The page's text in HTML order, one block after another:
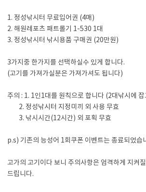
1. 정성낚시터 무료입어권 (4매)
2. 해원레포츠 패트롤기 1-530 1대
3. 정성낚시터 낚시용품 구매권 (20만원)
3가지중 한가지를 선택하실수 있게 합니다.
(고기를 가져가실분은 가져가셔도 됩니다)
주의 : 1. 1인1대를 원칙으로 합니다 (2대낚시에
2. 정성낚시터 지정미끼 외 사용 무효
3. 낚시시간(12시간) 외 포획 무효
p.s) 기존의 능성어 1회쿠폰 이벤트는 종료되었습
고가의 고기이다 보니 주의사항은 엄격하게 지켜
드립니다.